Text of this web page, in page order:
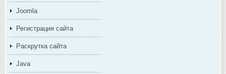
Joomla
Регистрация сайта
Раскрутка сайта
Java